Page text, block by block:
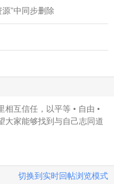
”中同步删除
互信任，以平等 • 自由 •
大家能够找到与自己志同道
切换到实时回帖浏览模式